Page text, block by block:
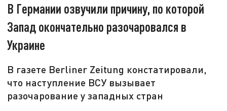
В Германии озвучили причину, по которой
Запад окончательно разочаровался в
Украине
В газете Berliner Zeitung констатировали,
что наступление ВСУ вызывает
разочарование у западных стран